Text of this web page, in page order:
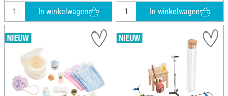
In winkelwagen In winkelwagen